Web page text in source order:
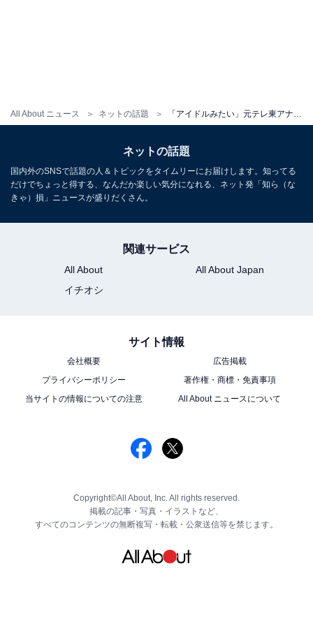
All About ニュース ネットの話題
ネットの話題
国内外のSNSで話題の人＆トピックをタイムリーにお届けします。知ってる
だけでちょっと得する、なんだか楽しい気分になれる、ネット発「知ら（な
きゃ）損」ニュースが盛りだくさん。
関連サービス
All About
All About Japan
イチオシ
サイト情報
会社概要
広告掲載
プライバシーポリシー
著作権・商標・免責事項
当サイトの情報についての注意
All About ニュースについて
Copyright©All About, Inc. All rights reserved.
掲載の記事・写真・イラストなど、
すべてのコンテンツの無断複写・転載・公衆送信等を禁じます。